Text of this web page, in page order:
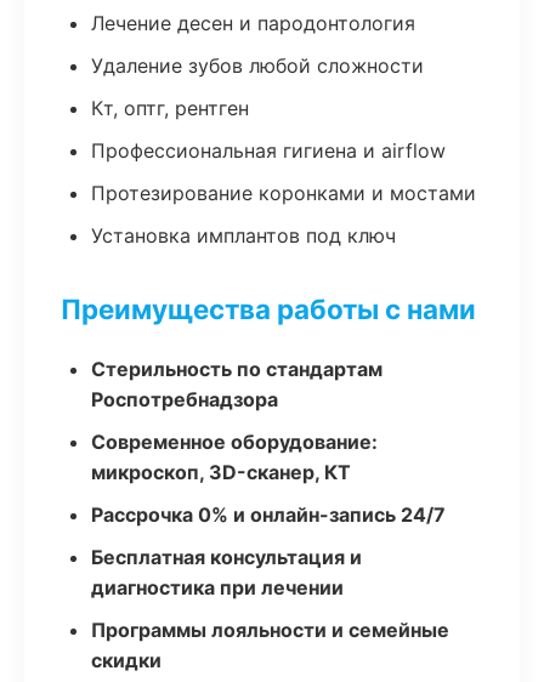
Лечение десен и пародонтология
Удаление зубов любой сложности
Кт, оптг, рентген
Профессиональная гигиена и airflow
Протезирование коронками и мостами
Установка имплантов под ключ
Преимущества работы с нами
Стерильность по стандартам
Роспотребнадзора
Современное оборудование:
микроскоп, 3D-сканер, КТ
Рассрочка 0% и онлайн-запись 24/7
Бесплатная консультация и
диагностика при лечении
Программы лояльности и семейные
скидки